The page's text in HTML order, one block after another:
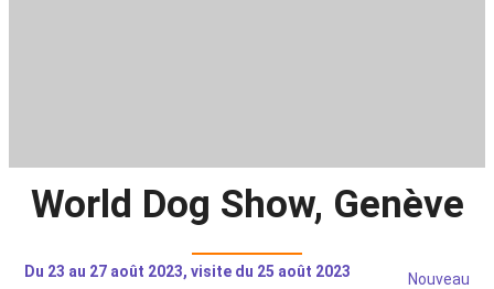
World Dog Show, Genève
Du 23 au 27 août 2023, visite du 25 août 2023 Nouveau